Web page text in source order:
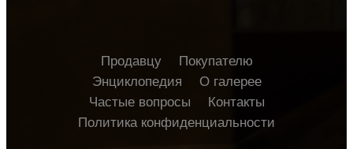
Продавцу
Покупателю
Энциклопедия
О галерее
Частые вопросы
Контакты
Политика конфиденциальности